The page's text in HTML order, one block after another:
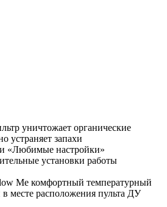
уничтожает органические
устраняет запахи
«Любимые настройки»
установки работы
Me комфортный температурный
месте расположения пульта ДУ